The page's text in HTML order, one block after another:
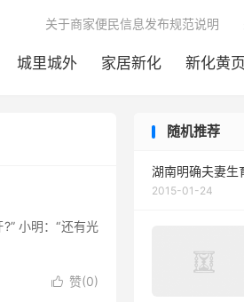
城里城外 家居新化 新化黄页
关于商家便民信息发布规范说明
小明：“还有光
 赞(0)
随机推荐
湖南明确夫妻生
2015-01-24